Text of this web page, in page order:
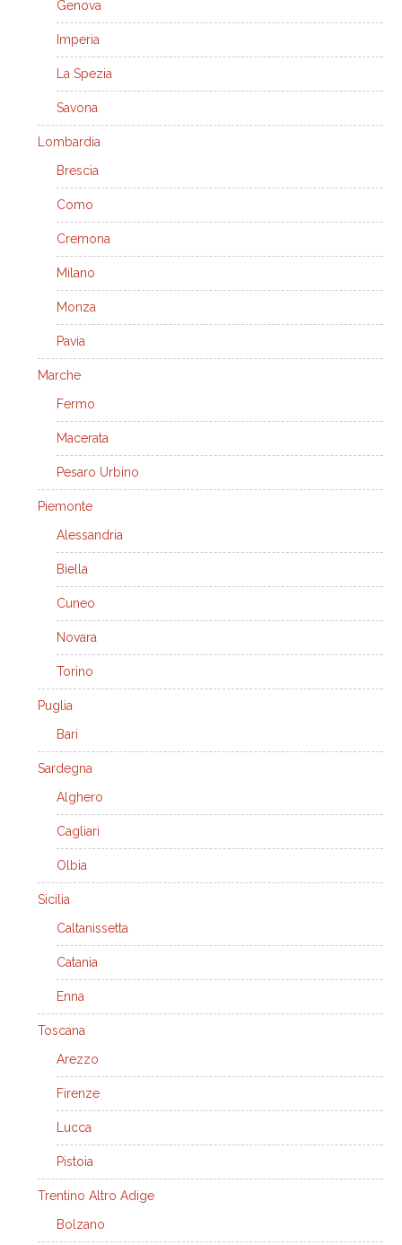
Genova
Imperia
La Spezia
Savona
Lombardia
Brescia
Como
Cremona
Milano
Monza
Pavia
Marche
Fermo
Macerata
Pesaro Urbino
Piemonte
Alessandria
Biella
Cuneo
Novara
Torino
Puglia
Bari
Sardegna
Alghero
Cagliari
Olbia
Sicilia
Caltanissetta
Catania
Enna
Toscana
Arezzo
Firenze
Lucca
Pistoia
Trentino Altro Adige
Bolzano